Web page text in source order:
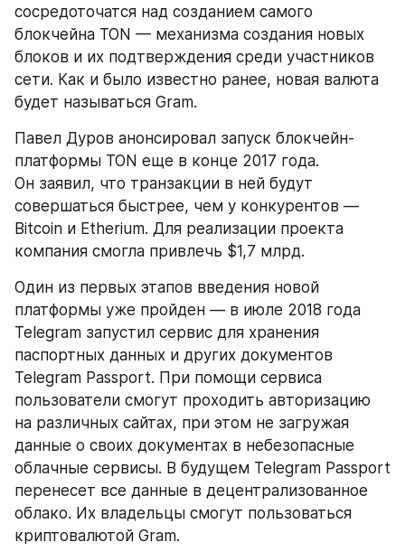
сосредоточатся над созданием самого
блокчейна TON — механизма создания новых
блоков и их подтверждения среди участников
сети. Как и было известно ранее, новая валюта
будет называться Gram.
Павел Дуров анонсировал запуск блокчейн-
платформы TON еще в конце 2017 года.
Он заявил, что транзакции в ней будут
совершаться быстрее, чем у конкурентов —
Bitcoin и Etherium. Для реализации проекта
компания смогла привлечь $1,7 млрд.
Один из первых этапов введения новой
платформы уже пройден — в июле 2018 года
Telegram запустил сервис для хранения
паспортных данных и других документов
Telegram Passport. При помощи сервиса
пользователи смогут проходить авторизацию
на различных сайтах, при этом не загружая
данные о своих документах в небезопасные
облачные сервисы. В будущем Telegram Passport
перенесет все данные в децентрализованное
облако. Их владельцы смогут пользоваться
криптовалютой Gram.